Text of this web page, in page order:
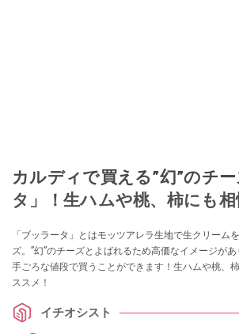
カルディで買える”幻”のチ
タ」！生ハムや桃、柿にも相
「ブッラータ」とはモッツアレラ生地で生クリーム
ズ。”幻”のチーズとよばれるため高価なイメージが
手ごろな値段で買うことができます！生ハムや桃、
ススメ！
イチオシスト